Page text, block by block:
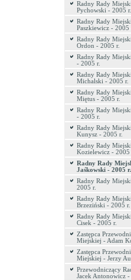
Radny Rady
Pychowski - 2005 r.
Radny Rady
Paszkiewicz - 2005
Radny Rady
Ordon - 2005 r.
Radny Rady
- 2005 r.
Radny Rady
Michalski - 2005 r.
Radny Rady
Miętus - 2005 r.
Radny Rady
- 2005 r.
Radny Rady
Kunysz - 2005 r.
Radny Rady
Kozielewicz - 2005
Radny Rady
Jaśkowski - 2005 r.
Radny Rady
2005 r.
Radny Rady
Brzeziński - 2005 r.
Radny Rady
Cisek - 2005 r.
Zastępca
Miejskiej - Adam
Zastępca
Miejskiej - Jerzy
Przewodniczący
Jacek Antonowicz -